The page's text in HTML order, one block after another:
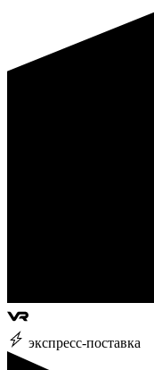
экспресс-поставка